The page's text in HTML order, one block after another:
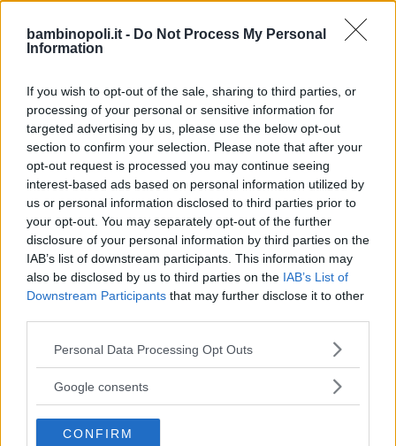
bambinopoli.it - Do Not Process My Personal
Information
If you wish to opt-out of the sale, sharing to third parties, or
processing of your personal or sensitive information for
targeted advertising by us, please use the below opt-out
section to confirm your selection. Please note that after your
opt-out request is processed you may continue seeing
interest-based ads based on personal information utilized by
us or personal information disclosed to third parties prior to
your opt-out. You may separately opt-out of the further
disclosure of your personal information by third parties on the
IAB’s list of downstream participants. This information may
also be disclosed by us to third parties on the IAB’s List of
Downstream Participants that may further disclose it to other
Please note that this website/app uses one or more Google
not limited to your visit or usage behaviour. You may click to
use your data for below specified purposes in below Google
consent section.
Personal Data Processing Opt Outs
Google consents
CONFIRM
Feste
Kinderheim
Baby Sitter